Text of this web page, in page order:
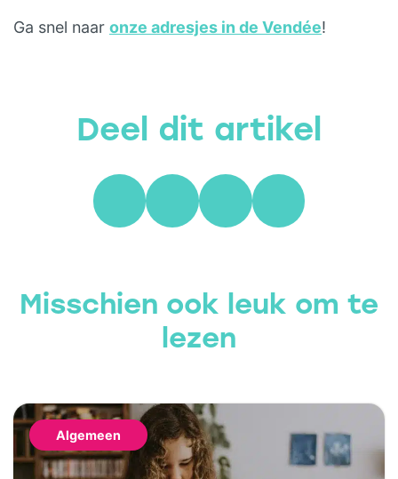
Ga snel naar onze adresjes in de Vendée!
Deel dit artikel
Misschien ook leuk om te
lezen
Algemeen